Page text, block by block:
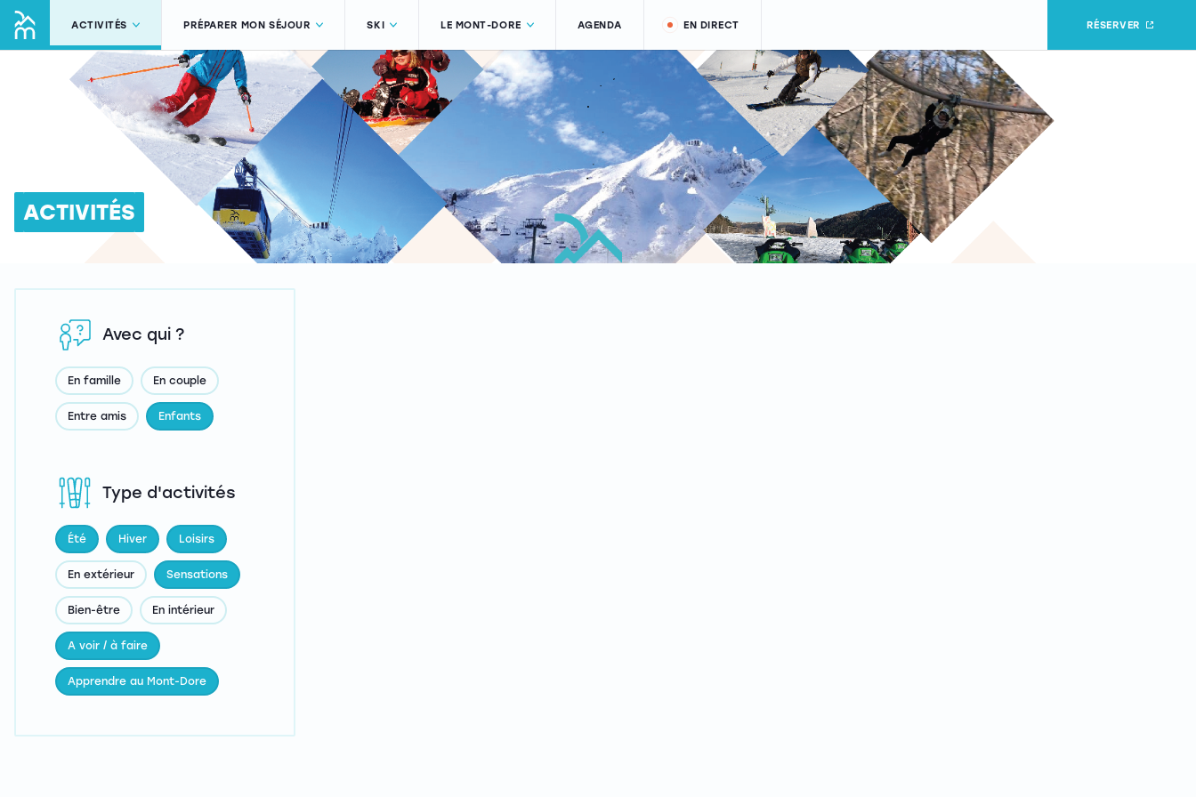
ACTIVITÉS PRÉPARER MON SÉJOUR SKI LE MONT-DORE AGENDA EN DIRECT RÉSERVER
ACTIVITÉS
Type d'activités
Été Hiver Loisirs
En extérieur Sensations
Bien-être En intérieur
A voir / à faire
Apprendre au Mont-Dore
Avec qui ?
En famille En couple
Entre amis Enfants